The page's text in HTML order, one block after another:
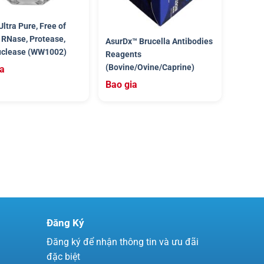
Pure, Free of
Protease,
(WW1002)
AsurDx™ Brucella Antibodies
Reagents
(Bovine/Ovine/Caprine)
Bao gia
Đăng Ký
Đăng ký để nhận thông tin và ưu đãi
đặc biệt